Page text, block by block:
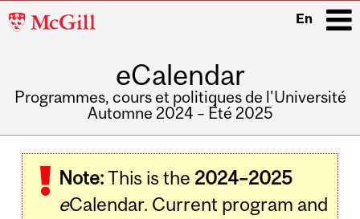
McGill
En
eCalendar
Programmes, cours et politiques de l'Université
Automne 2024 – Été 2025
navigation
Note:This is the 2024–2025
eCalendar. Current program and